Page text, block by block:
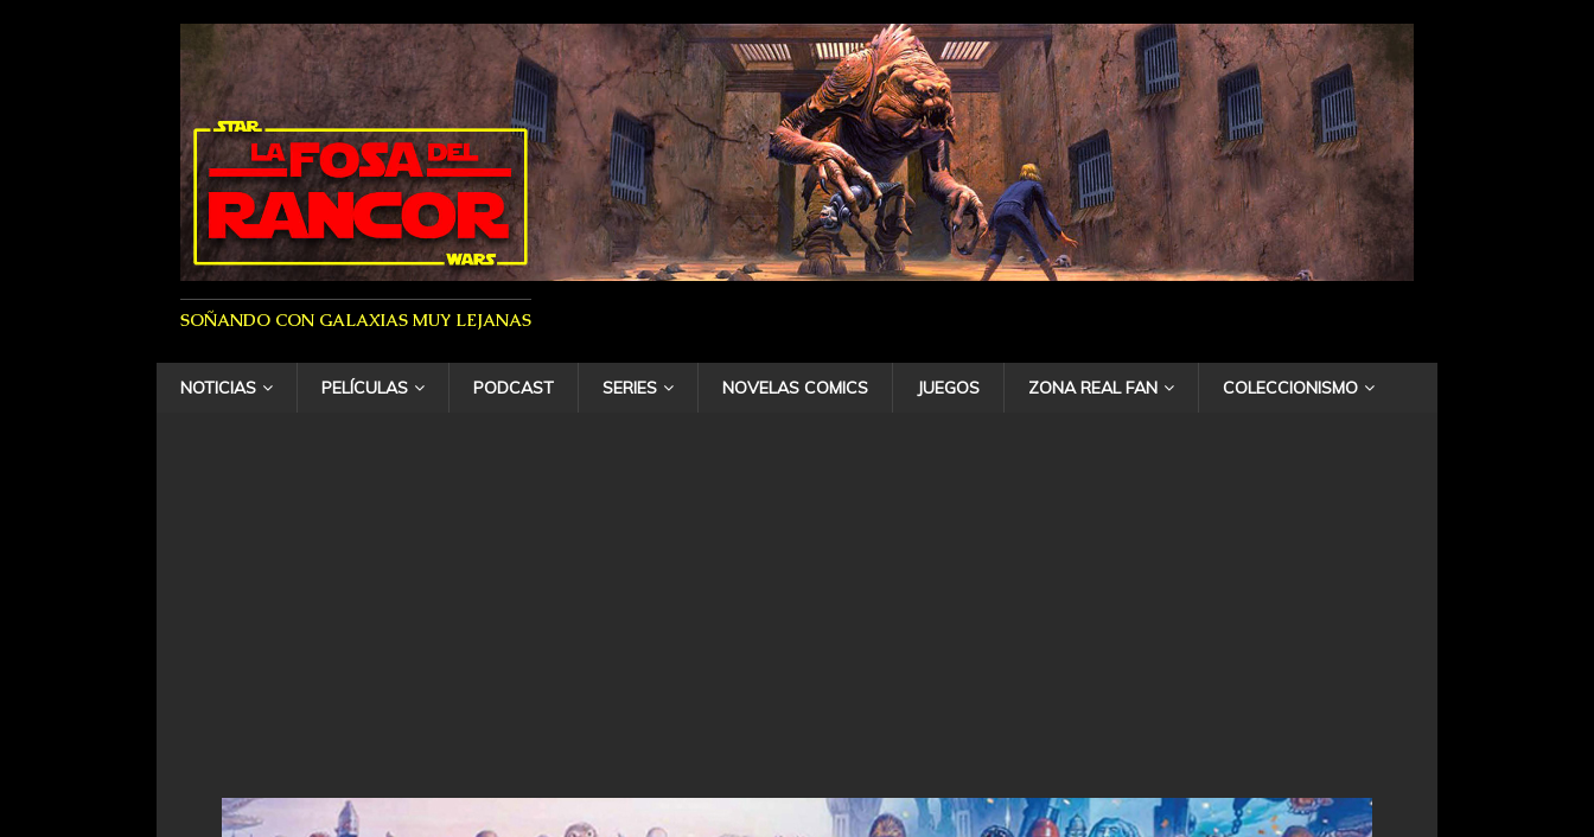
SOÑANDO CON GALAXIAS MUY LEJANAS
NOTICIAS PELÍCULAS PODCAST SERIES NOVELAS COMICS JUEGOS ZONA REAL FAN COLECCIONISMO